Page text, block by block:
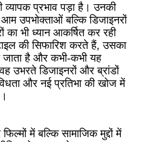
व्यापक प्रभाव पड़ा है। उनकी
उपभोक्ताओं बल्कि डिजाइनरों
भी ध्यान आकर्षित कर रही
की सिफारिश करते हैं, उसका
जाता है और कभी-कभी यह
उभरते डिजाइनरों और ब्रांडों
और नई प्रतिभा की खोज में
में बल्कि सामाजिक मुद्दों में